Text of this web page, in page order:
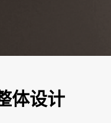
体设计